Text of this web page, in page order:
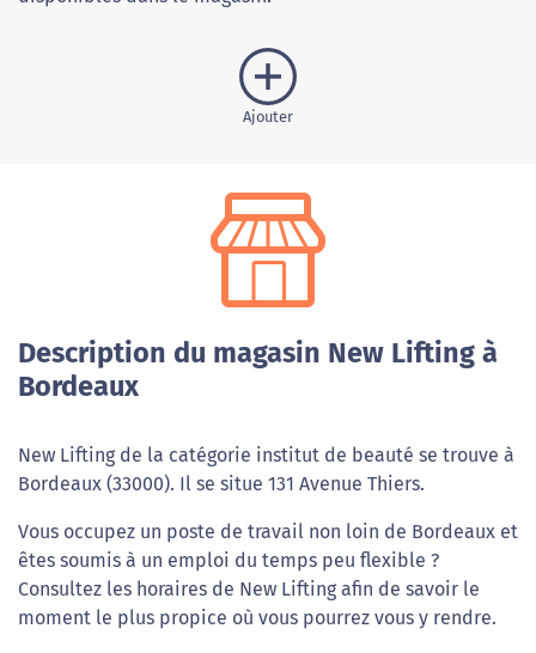
Ajouter
Description du magasin New Lifting à
Bordeaux
New Lifting de la catégorie institut de beauté se trouve à
Bordeaux (33000). Il se situe 131 Avenue Thiers.
Vous occupez un poste de travail non loin de Bordeaux et
êtes soumis à un emploi du temps peu flexible ?
Consultez les horaires de New Lifting afin de savoir le
moment le plus propice où vous pourrez vous y rendre.